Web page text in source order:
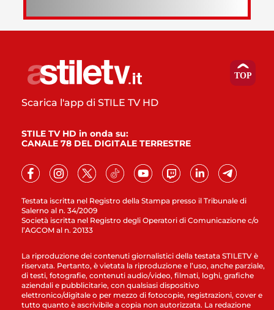
Testata iscritta nel Registro della Stampa presso il Tribunale di
Salerno al n. 34/2009
Società iscritta nel Registro degli Operatori di Comunicazione c/o
l’AGCOM al n. 20133
Scarica l'app di STILE TV HD
STILE TV HD in onda su:
CANALE 78 DEL DIGITALE TERRESTRE
La riproduzione dei contenuti giornalistici della testata STILETV è
riservata. Pertanto, è vietata la riproduzione e l’uso, anche parziale,
di testi, fotografie, contenuti audio/video, filmati, loghi, grafiche
aziendali e pubblicitarie, con qualsiasi dispositivo
elettronico/digitale o per mezzo di fotocopie, registrazioni, cover e
tutto quanto è ascrivibile a copia non autorizzata. La redazione